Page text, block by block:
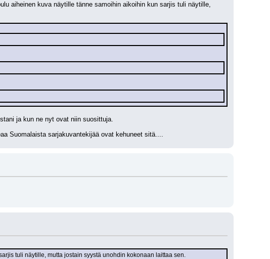
aiheinen kuva näytille tänne samoihin aikoihin kun sarjis tuli näytille,
ja kun ne nyt ovat niin suosittuja.
Suomalaista sarjakuvantekijää ovat kehuneet sitä....
tuli näytille, mutta jostain syystä unohdin kokonaan laittaa sen.